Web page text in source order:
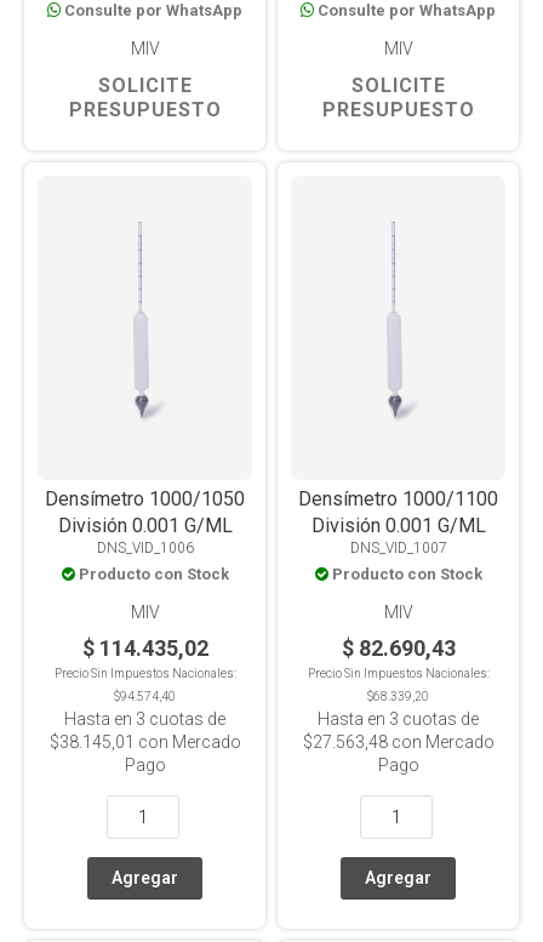
Consulte por WhatsApp
MIV
SOLICITE
PRESUPUESTO
Consulte por WhatsApp
MIV
SOLICITE
PRESUPUESTO
Densímetro 1000/1050
División 0.001 G/ML
DNS_VID_1006
Producto con Stock
MIV
$ 114.435,02
Precio Sin Impuestos Nacionales:
$94.574,40
Hasta en 3 cuotas de
$38.145,01 con Mercado
Pago
Densímetro 1000/1100
División 0.001 G/ML
DNS_VID_1007
Producto con Stock
MIV
$ 82.690,43
Precio Sin Impuestos Nacionales:
$68.339,20
Hasta en 3 cuotas de
$27.563,48con Mercado
Pago